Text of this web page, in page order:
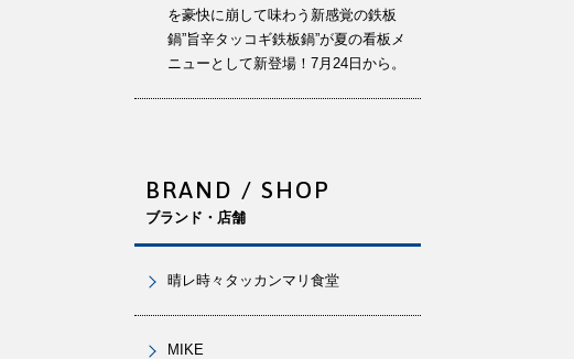
を豪快に崩して味わう新感覚の鉄板
鍋”旨辛タッコギ鉄板鍋”が夏の看板メ
ニューとして新登場！7月24日から。
BRAND / SHOP
ブランド・店舗
晴レ時々タッカンマリ食堂
MIKE